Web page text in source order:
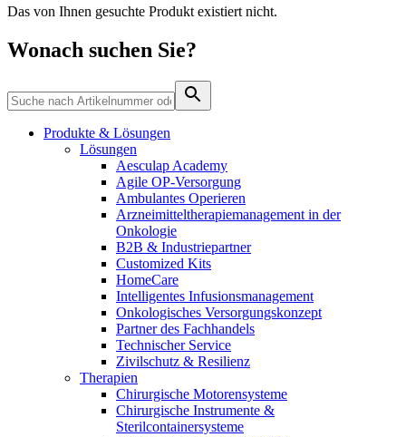
Zahnmedizin
Lösungen
Therapien
Produktkatalog
Finden Sie das Produkt, das Sie suchen. Besuchen Sie den B.
Braun Produktkatalog mit unserem kompletten Portfolio.
B. Braun HomeCare
Wir koordinieren Ihre medizinische Versorgung, wenn Sie aus
Medien
Innovation Hub
Lassen Sie uns Innovationen in der Medizintechnologie
gemeinsam vorantreiben. Erfahren Sie mehr über den
Innovation Hub und überzeugen Sie uns mit Ihrer Idee.
Das von Ihnen gesuchte Produkt existiert nicht.
Wonach suchen Sie?
Produkte & Lösungen
Lösungen
Aesculap Academy
Agile OP-Versorgung
Ambulantes Operieren
Arzneimitteltherapiemanagement in der
Onkologie​
B2B & Industriepartner
Customized Kits
HomeCare
Intelligentes Infusionsmanagement
Onkologisches Versorgungskonzept
Partner des Fachhandels
Technischer Service
Zivilschutz & Resilienz
Therapien
Chirurgische Motorensysteme
Chirurgische Instrumente &
Sterilcontainersysteme